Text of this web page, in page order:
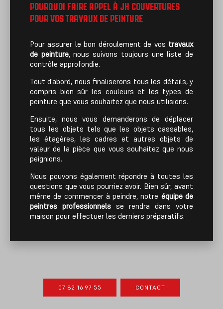
POURQUOI FAIRE APPEL À JH COUVERTURES
POUR VOS TRAVAUX DE PEINTURE
Pour assurer le bon déroulement de vos travaux
de peinture, nous suivons toujours une liste de
contrôle approfondie.
Tout d’abord, nous finaliserons tous les détails, y
compris bien sûr les couleurs et les types de
peinture que vous souhaitez que nous utilisions.
Ensuite, nous vous demanderons de déplacer
tous les objets tels que les objets cassables,
les étagères, les cadres et autres objets de
valeur de la pièce que vous souhaitez que nous
peignions.
Nous pouvons également répondre à toutes les
questions que vous pourriez avoir. Bien sûr, avant
même de commencer à peindre, notre équipe de
peintres professionnels se rendra dans votre
maison pour effectuer les derniers préparatifs.
07 82 16 97 55 CONTACT